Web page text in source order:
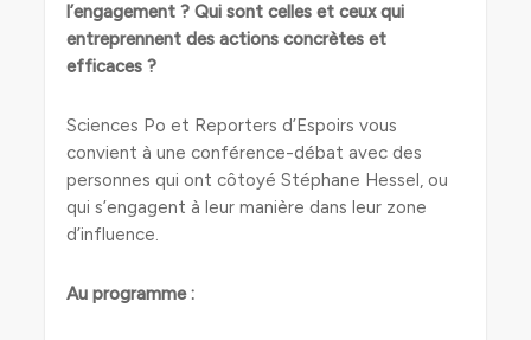
l’engagement ? Qui sont celles et ceux qui
entreprennent des actions concrètes et
efficaces ?
Sciences Po et Reporters d’Espoirs vous
convient à une conférence-débat avec des
personnes qui ont côtoyé Stéphane Hessel, ou
qui s’engagent à leur manière dans leur zone
d’influence.
Au programme :